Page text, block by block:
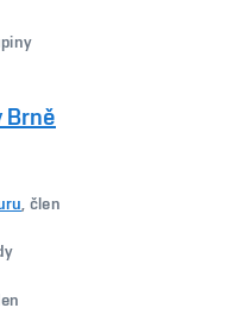
Brně
, člen